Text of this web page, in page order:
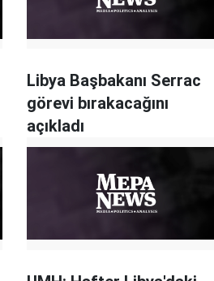
Libya Başbakanı Serrac
görevi bırakacağını
açıkladı